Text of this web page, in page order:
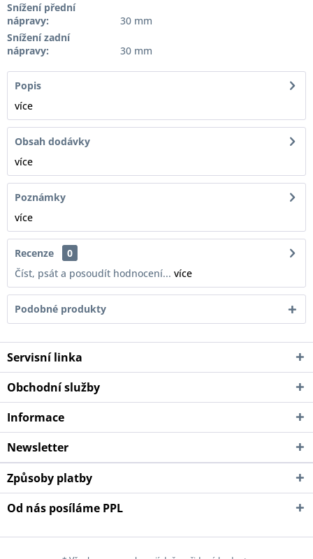
Snížení přední
nápravy:
30 mm
Snížení zadní
nápravy:
30 mm
Popis
více
Obsah dodávky
více
Poznámky
více
Recenze
0
Číst, psát a posoudít hodnocení... více
Podobné produkty
Servisní linka
Obchodní služby
Informace
Newsletter
Způsoby platby
Od nás posíláme PPL